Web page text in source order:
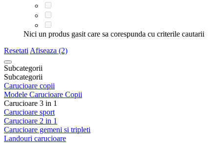
Nici un produs gasit care sa corespunda cu criterile cautarii
Resetati Afiseaza (2)
Subcategorii
Subcategorii
Carucioare copii
Modele Carucioare Copii
Carucioare 3 in 1
Carucioare sport
Carucioare 2 in 1
Carucioare gemeni si tripleti
Landouri carucioare